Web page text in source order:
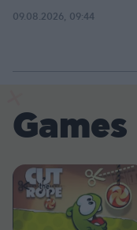
09.08.2026, 09:44
Games